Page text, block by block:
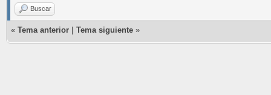
Buscar
« Tema anterior Tema siguiente »